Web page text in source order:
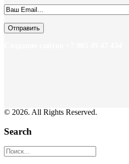
© 2026. All Rights Reserved.
Search